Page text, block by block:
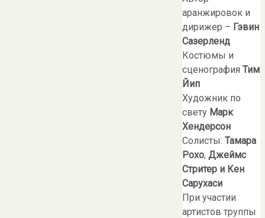
аранжировок и
дирижер – Гэвин
Сазерленд
Костюмы и
сценография Тим
Йип
Художник по
свету Марк
Хендерсон
Солисты: Тамара
Рохо, Джеймс
Стритер и Кен
Сарухаси
При участии
артистов труппы